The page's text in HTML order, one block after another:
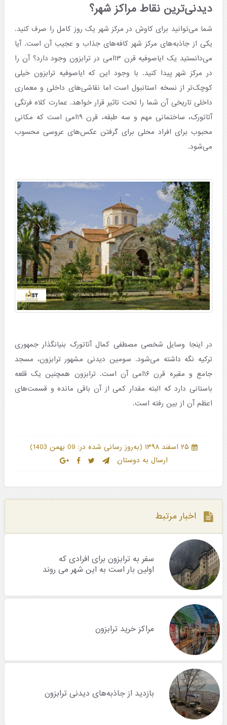
دیدنی‌ترین نقاط مراکز شهر؟
شما می‌توانید برای کاوش در مرکز شهر یک روز کامل را صرف کنید.
یکی از جاذبه‌های مرکز شهر کافه‌های جذاب و عجیب آن است. آیا
می‌دانستید یک ایاصوفیه قرن ۱۳امی در ترابزون وجود دارد؟ آن را
در مرکز شهر پیدا کنید. با وجود این که ایاصوفیه ترابزون خیلی
کوچک‌تر از نسخه استانبول است اما نقاشی‌های داخلی و معماری
داخلی تاریخی آن شما را تحت تاثیر قرار خواهد. عمارت کلاه فرنگی
آتاتورک، ساختمانی مهم و سه طبقه، قرن ۱۹امی است که مکانی
محبوب برای افراد محلی برای گرفتن عکس‌های عروسی محسوب
می‌شود.
در اینجا وسایل شخصی مصطفی کمال آتاتورک بنیانگذار جمهوری
ترکیه نگه داشته می‌شود. سومین دیدنی مشهور ترابزون، مسجد
جامع و مقبره قرن ۱۶امی آن است. ترابزون همچنین یک قلعه
باستانی دارد که البته مقدار کمی از آن باقی مانده و قسمت‌های
اعظم آن از بین رفته است.
۲۵ اسفند ۱۳۹۸ (به‌روز رسانی شده در: 09 بهمن 1403
)
ارسال به دوستان
اخبار مرتبط
سفر به ترابزون برای افرادی که
اولین بار است به این شهر می روند
مراکز خرید ترابزون
بازدید از جاذبه‌های دیدنی ترابزون